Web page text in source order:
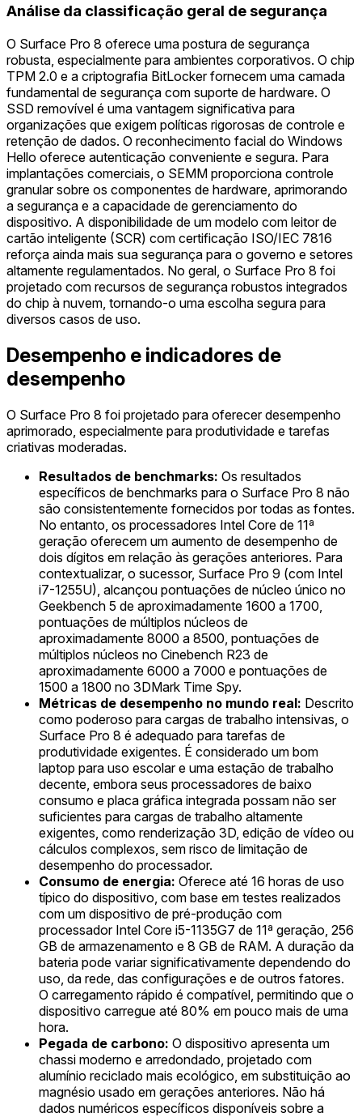
Análise da classificação geral de segurança
O Surface Pro 8 oferece uma postura de segurança
robusta, especialmente para ambientes corporativos. O chip
TPM 2.0 e a criptografia BitLocker fornecem uma camada
fundamental de segurança com suporte de hardware. O
SSD removível é uma vantagem significativa para
organizações que exigem políticas rigorosas de controle e
retenção de dados. O reconhecimento facial do Windows
Hello oferece autenticação conveniente e segura. Para
implantações comerciais, o SEMM proporciona controle
granular sobre os componentes de hardware, aprimorando
a segurança e a capacidade de gerenciamento do
dispositivo. A disponibilidade de um modelo com leitor de
cartão inteligente (SCR) com certificação ISO/IEC 7816
reforça ainda mais sua segurança para o governo e setores
altamente regulamentados. No geral, o Surface Pro 8 foi
projetado com recursos de segurança robustos integrados
do chip à nuvem, tornando-o uma escolha segura para
diversos casos de uso.
Desempenho e indicadores de
desempenho
O Surface Pro 8 foi projetado para oferecer desempenho
aprimorado, especialmente para produtividade e tarefas
criativas moderadas.
Resultados de benchmarks: Os resultados
específicos de benchmarks para o Surface Pro 8 não
são consistentemente fornecidos por todas as fontes.
No entanto, os processadores Intel Core de 11ª
geração oferecem um aumento de desempenho de
dois dígitos em relação às gerações anteriores. Para
contextualizar, o sucessor, Surface Pro 9 (com Intel
i7-1255U), alcançou pontuações de núcleo único no
Geekbench 5 de aproximadamente 1600 a 1700,
pontuações de múltiplos núcleos de
aproximadamente 8000 a 8500, pontuações de
múltiplos núcleos no Cinebench R23 de
aproximadamente 6000 a 7000 e pontuações de
1500 a 1800 no 3DMark Time Spy.
Métricas de desempenho no mundo real: Descrito
como poderoso para cargas de trabalho intensivas, o
Surface Pro 8 é adequado para tarefas de
produtividade exigentes. É considerado um bom
laptop para uso escolar e uma estação de trabalho
decente, embora seus processadores de baixo
consumo e placa gráfica integrada possam não ser
suficientes para cargas de trabalho altamente
exigentes, como renderização 3D, edição de vídeo ou
cálculos complexos, sem risco de limitação de
desempenho do processador.
Consumo de energia: Oferece até 16 horas de uso
típico do dispositivo, com base em testes realizados
com um dispositivo de pré-produção com
processador Intel Core i5-1135G7 de 11ª geração, 256
GB de armazenamento e 8 GB de RAM. A duração da
bateria pode variar significativamente dependendo do
uso, da rede, das configurações e de outros fatores.
O carregamento rápido é compatível, permitindo que o
dispositivo carregue até 80% em pouco mais de uma
hora.
Pegada de carbono: O dispositivo apresenta um
chassi moderno e arredondado, projetado com
alumínio reciclado mais ecológico, em substituição ao
magnésio usado em gerações anteriores. Não há
dados numéricos específicos disponíveis sobre a